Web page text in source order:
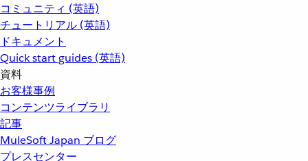
コミュニティ (英語)
チュートリアル (英語)
ドキュメント
Quick start guides (英語)
資料
お客様事例
コンテンツライブラリ
記事
MuleSoft Japan ブログ
プレスセンター